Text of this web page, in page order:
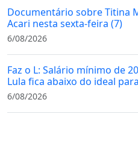
Documentário sobre Titina
Acari nesta sexta-feira (7)
6/08/2026
Faz o L: Salário mínimo de
Lula fica abaixo do ideal
6/08/2026